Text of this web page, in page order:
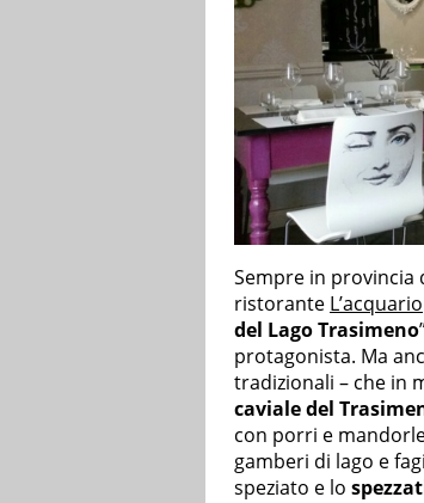
Sempre in provincia
ristorante L’acquario
del Lago Trasimeno
protagonista. Ma
tradizionali – che in
caviale del
con porri e
gamberi di lago e
speziato e lo